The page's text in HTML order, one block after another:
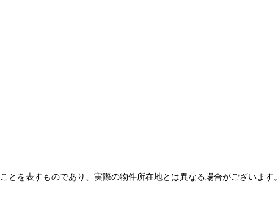
を表すものであり、実際の物件所在地とは異なる場合がございます。